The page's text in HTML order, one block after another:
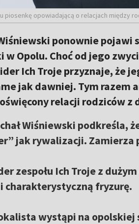
opowiadającą o relacjach między
ponownie
w Opolu. Choć od jego
Ich Troje przyznaje, że
jak dawniej. Tym
relacji rodziców z
Wiśniewski podkreśla,
jak rywalizacji. Zamierza
zespołu Ich Troje z
charakterystyczną fryzurę.
wystąpi na opolskiej